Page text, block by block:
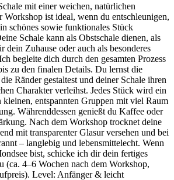
mit einer weichen, natürlichen
Workshop ist ideal, wenn du entschleunigen,
schönes sowie funktionales Stück
Schale kann als Obstschale dienen, als
dein Zuhause oder auch als besonderes
begleite dich durch den gesamten Prozess
zu den finalen Details. Du lernst die
Ränder gestaltest und deiner Schale ihren
Charakter verleihst. Jedes Stück wird ein
entspannten Gruppen mit viel Raum
Währenddessen genießt du Kaffee oder
Nach dem Workshop trocknet deine
mit transparenter Glasur versehen und bei
– langlebig und lebensmittelecht. Wenn
bist, schicke ich dir dein fertiges
(ca. 4–6 Wochen nach dem Workshop,
Level: Anfänger & leicht